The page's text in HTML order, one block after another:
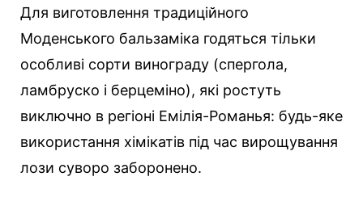
Для виготовлення традиційного
Моденського бальзаміка годяться тільки
особливі сорти винограду (спергола,
ламбруско і берцеміно), які ростуть
виключно в регіоні Емілія-Романья: будь-яке
використання хімікатів під час вирощування
лози суворо заборонено.